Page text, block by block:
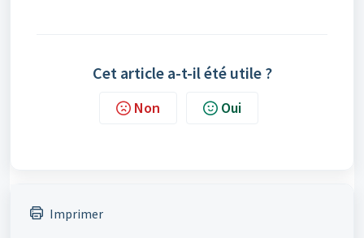
Cet article a-t-il été utile ?
Non Oui
Imprimer